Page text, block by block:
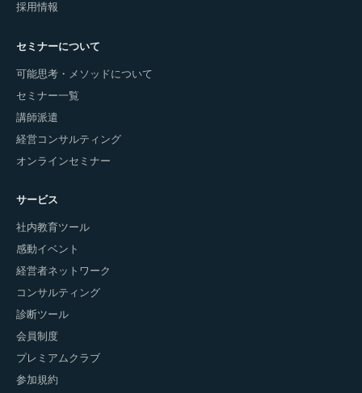
採用情報
セミナーについて
可能思考・メソッドについて
セミナー一覧
講師派遣
経営コンサルティング
オンラインセミナー
サービス
社内教育ツール
感動イベント
経営者ネットワーク
コンサルティング
診断ツール
会員制度
プレミアムクラブ
参加規約